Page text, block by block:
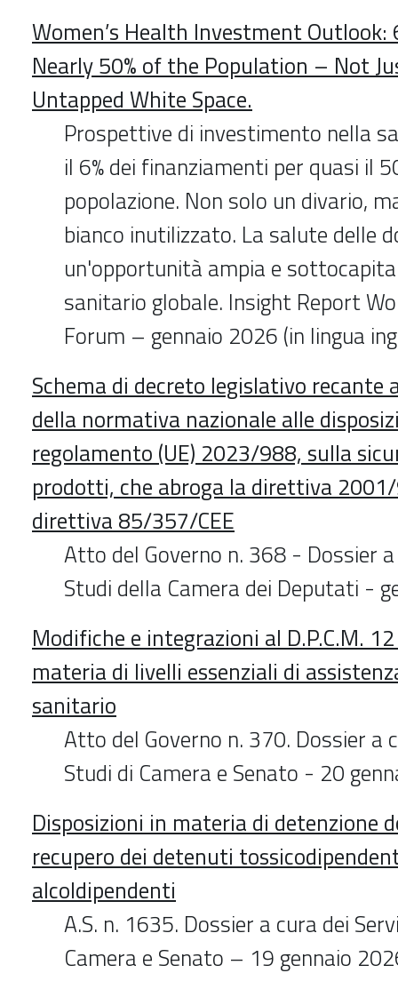
Women’s Health Investment Outlook:
Nearly 50% of the Population – Not
Untapped White Space.
Prospettive di investimento nella
il 6% dei finanziamenti per quasi il
popolazione. Non solo un divario,
bianco inutilizzato. La salute delle
un'opportunità ampia e
sanitario globale. Insight Report
Forum – gennaio 2026 (in lingua
Schema di decreto legislativo recante
della normativa nazionale alle
regolamento (UE) 2023/988, sulla
prodotti, che abroga la direttiva
direttiva 85/357/CEE
Atto del Governo n. 368 - Dossier
Studi della Camera dei Deputati -
Modifiche e integrazioni al D.P.C.M.
materia di livelli essenziali di
sanitario
Atto del Governo n. 370. Dossier a
Studi di Camera e Senato - 20
Disposizioni in materia di detenzione
recupero dei detenuti
alcoldipendenti
A.S. n. 1635. Dossier a cura dei
Camera e Senato – 19 gennaio